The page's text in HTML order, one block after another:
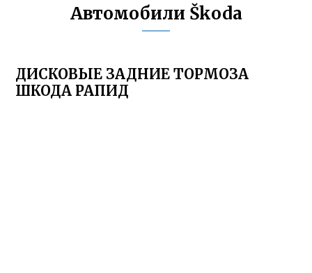
Автомобили Škoda
ДИСКОВЫЕ ЗАДНИЕ ТОРМОЗА
ШКОДА РАПИД